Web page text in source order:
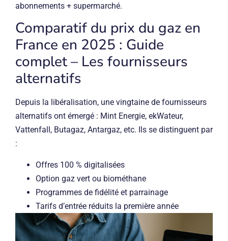
abonnements + supermarché.
Comparatif du prix du gaz en
France en 2025 : Guide
complet – Les fournisseurs
alternatifs
Depuis la libéralisation, une vingtaine de fournisseurs
alternatifs ont émergé : Mint Energie, ekWateur,
Vattenfall, Butagaz, Antargaz, etc. Ils se distinguent par
:
Offres 100 % digitalisées
Option gaz vert ou biométhane
Programmes de fidélité et parrainage
Tarifs d’entrée réduits la première année